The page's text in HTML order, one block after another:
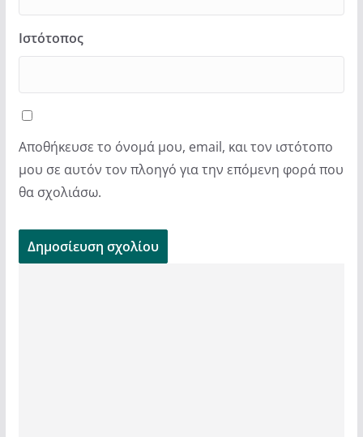
Ιστότοπος
Αποθήκευσε το όνομά μου, email, και τον ιστότοπο
μου σε αυτόν τον πλοηγό για την επόμενη φορά που
θα σχολιάσω.